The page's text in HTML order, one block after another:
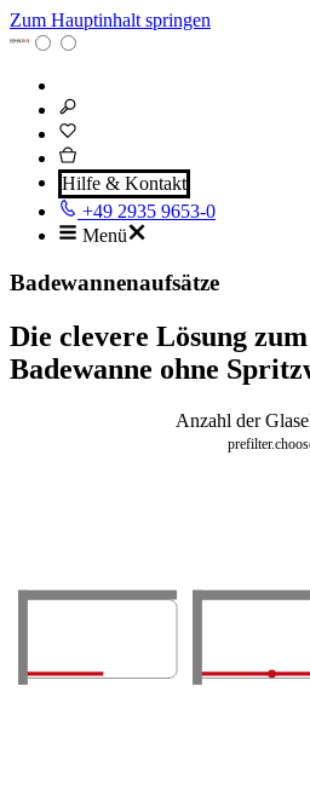
Zum Hauptinhalt springen
Hilfe & Kontakt
+49 2935 9653-0
Menü
Badewannenaufsätze
Die clevere Lösung
Badewanne ohne
Anzahl der